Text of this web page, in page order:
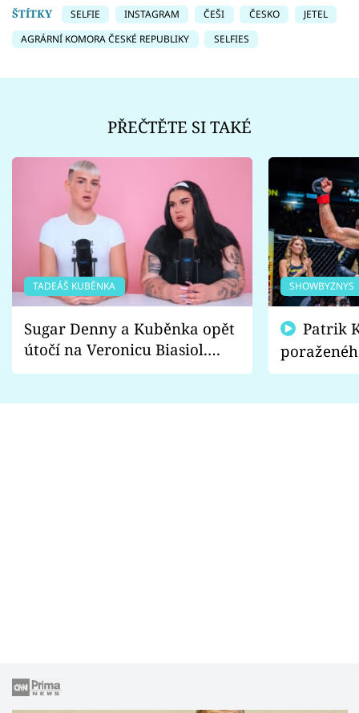
ŠTÍTKY SELFIE INSTAGRAM ČEŠI ČESKO
JETEL
AGRÁRNÍ KOMORA ČESKÉ REPUBLIKY
SELFIES
PŘEČTĚTE SI TAKÉ
TADEÁŠ KUBĚNKA
Sugar Denny a Kuběnka opět
útočí na Veronicu Biasiol.
Proč je podle nich falešná a
SHOWBYZNYS
fanoušci